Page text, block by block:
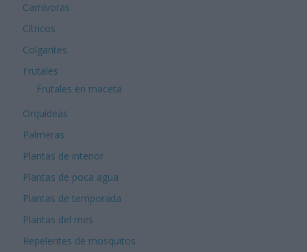
Carnívoras
Cítricos
Colgantes
Frutales
Frutales en maceta
Orquídeas
Palmeras
Plantas de interior
Plantas de poca agua
Plantas de temporada
Plantas del mes
Repelentes de mosquitos